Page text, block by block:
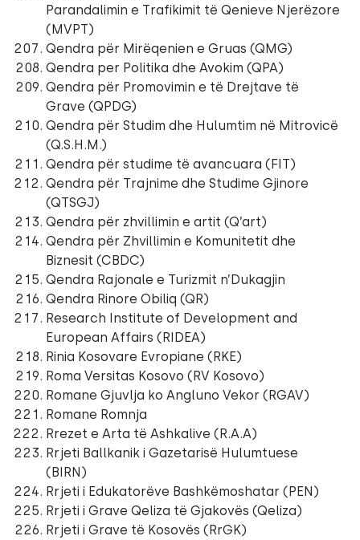
Parandalimin e Trafikimit të Qenieve Njerëzore
(MVPT)
Qendra për Mirëqenien e Gruas (QMG)
Qendra per Politika dhe Avokim (QPA)
Qendra për Promovimin e të Drejtave të
Grave (QPDG)
Qendra për Studim dhe Hulumtim në Mitrovicë
(Q.S.H.M.)
Qendra për studime të avancuara (FIT)
Qendra për Trajnime dhe Studime Gjinore
(QTSGJ)
Qendra për zhvillimin e artit (Q’art)
Qendra për Zhvillimin e Komunitetit dhe
Biznesit (CBDC)
Qendra Rajonale e Turizmit n’Dukagjin
Qendra Rinore Obiliq (QR)
Research Institute of Development and
European Affairs (RIDEA)
Rinia Kosovare Evropiane (RKE)
Roma Versitas Kosovo (RV Kosovo)
Romane Gjuvlja ko Angluno Vekor (RGAV)
Romane Romnja
Rrezet e Arta të Ashkalive (R.A.A)
Rrjeti Ballkanik i Gazetarisë Hulumtuese
(BIRN)
Rrjeti i Edukatorëve Bashkëmoshatar (PEN)
Rrjeti i Grave Qeliza të Gjakovës (Qeliza)
Rrjeti i Grave të Kosovës (RrGK)